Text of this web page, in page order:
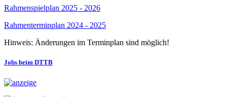
Rahmenspielplan 2025 - 2026
Rahmenterminplan 2024 - 2025
Hinweis: Änderungen im Terminplan sind möglich!
Jobs beim DTTB